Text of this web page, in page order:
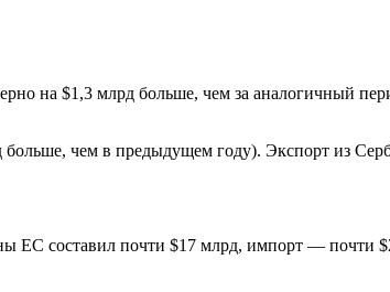
на $1,3 млрд больше, чем за аналогичный
чем в предыдущем году). Экспорт из
ЕС составил почти $17 млрд, импорт — почти